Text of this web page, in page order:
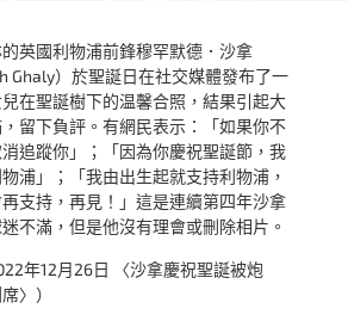
英國利物浦前鋒穆罕默德．沙拿
Ghaly）於聖誕日在社交媒體發布了一
在聖誕樹下的温馨合照，結果引起大
留下負評。有網民表示：「如果你不
追蹤你」；「因為你慶祝聖誕節，我
浦」；「我由出生起就支持利物浦，
支持，再見！」這是連續第四年沙拿
不滿，但是他沒有理會或刪除相片。
年12月26日 〈沙拿慶祝聖誕被炮
〉）